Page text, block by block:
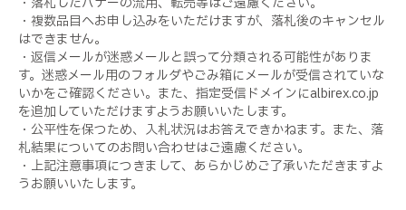
・複数品目へお申し込みをいただけますが、落札後のキャンセル
はできません。
・返信メールが迷惑メールと誤って分類される可能性がありま
す。迷惑メール用のフォルダやごみ箱にメールが受信されていな
いかをご確認ください。また、指定受信ドメインにalbirex.co.jp
を追加していただけますようお願いいたします。
・公平性を保つため、入札状況はお答えできかねます。また、落
札結果についてのお問い合わせはご遠慮ください。
・上記注意事項につきまして、あらかじめご了承いただきますよ
うお願いいたします。